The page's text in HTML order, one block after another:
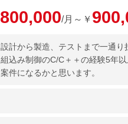
800,000/月～￥
設計から製造、テストまで一通り
組込み制御のC/C＋＋の経験5年
案件になるかと思います。